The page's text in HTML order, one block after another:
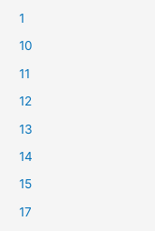
1
10
11
12
13
14
15
17